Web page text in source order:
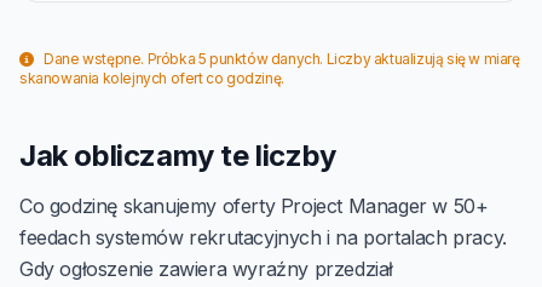
Dane wstępne. Próbka 5 punktów danych. Liczby aktualizują się w miarę
skanowania kolejnych ofert co godzinę.
Jak obliczamy te liczby
Co godzinę skanujemy oferty Project Manager w 50+
feedach systemów rekrutacyjnych i na portalach pracy.
Gdy ogłoszenie zawiera wyraźny przedział